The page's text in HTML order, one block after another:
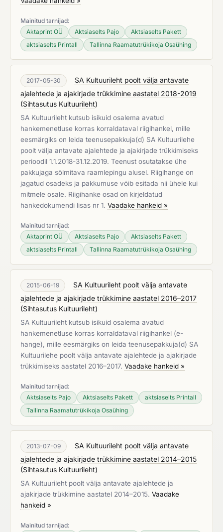
Mainitud tarnijad:
Aktaprint OÜ
Aktsiaselts Pajo
Aktsiaselts Pakett
aktsiaselts Printall
Tallinna Raamatutrükikoja Osaühing
2017-05-30
SA Kultuurileht poolt välja antavate
ajalehtede ja ajakirjade trükkimine aastatel 2018-2019
(Sihtasutus Kultuurileht)
SA Kultuurileht kutsub isikuid osalema avatud
hankemenetluse korras korraldataval riigihankel, mille
eesmärgiks on leida teenusepakkuja(d) SA Kultuurilehe
poolt välja antavate ajalehtede ja ajakirjade trükkimiseks
perioodil 1.1.2018-31.12.2019. Teenust osutatakse ühe
pakkujaga sõlmitava raamlepingu alusel. Riigihange on
jagatud osadeks ja pakkumuse võib esitada nii ühele kui
mitmele osale. Riigihanke osad on kirjeldatud
hankedokumendi lisas nr 1. Vaadake hankeid »
Mainitud tarnijad:
Aktaprint OÜ
Aktsiaselts Pajo
Aktsiaselts Pakett
aktsiaselts Printall
Tallinna Raamatutrükikoja Osaühing
2015-06-19
SA Kultuurileht poolt välja antavate
ajalehtede ja ajakirjade trükkimine aastatel 2016–2017
(Sihtasutus Kultuurileht)
SA Kultuurileht kutsub isikuid osalema avatud
hankemenetluse korras korraldataval riigihankel (e-
hange), mille eesmärgiks on leida teenusepakkuja(d) SA
Kultuurilehe poolt välja antavate ajalehtede ja ajakirjade
trükkimiseks aastatel 2016–2017. Vaadake hankeid »
Mainitud tarnijad:
Aktsiaselts Pajo
Aktsiaselts Pakett
aktsiaselts Printall
Tallinna Raamatutrükikoja Osaühing
2013-07-09
SA Kultuurileht poolt välja antavate
ajalehtede ja ajakirjade trükkimine aastatel 2014–2015
(Sihtasutus Kultuurileht)
SA Kultuurileht poolt välja antavate ajalehtede ja
ajakirjade trükkimine aastatel 2014–2015. Vaadake
hankeid »
Mainitud tarnijad: